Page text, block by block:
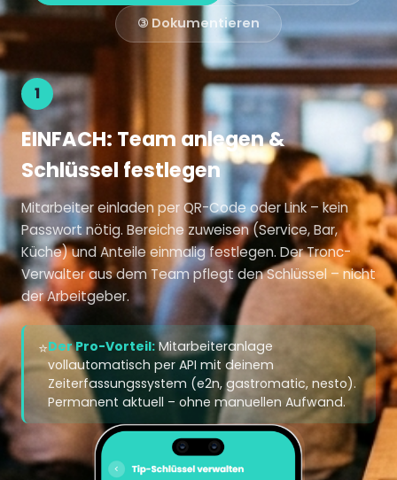
③ Dokumentieren
1
EINFACH: Team anlegen &
Schlüssel festlegen
Mitarbeiter einladen per QR-Code oder Link – kein
Passwort nötig. Bereiche zuweisen (Service, Bar,
Küche) und Anteile einmalig festlegen. Der Tronc-
Verwalter aus dem Team pflegt den Schlüssel – nicht
der Arbeitgeber.
⭐Der Pro-Vorteil:Mitarbeiteranlage
vollautomatisch per API mit deinem
Zeiterfassungssystem (e2n, gastromatic, nesto).
Permanent aktuell – ohne manuellen Aufwand.